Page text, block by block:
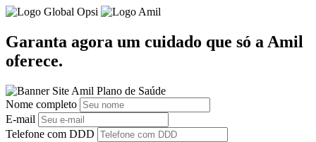
Garanta agora um cuidado que só a Amil
oferece.
Nome completo
E-mail
Telefone com DDD